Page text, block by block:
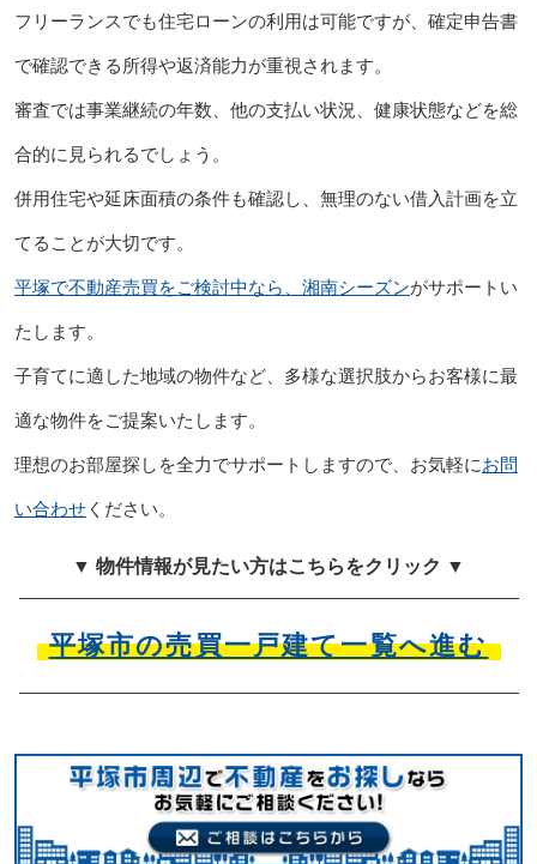
フリーランスでも住宅ローンの利用は可能ですが、確定申告書
で確認できる所得や返済能力が重視されます。
審査では事業継続の年数、他の支払い状況、健康状態などを総
合的に見られるでしょう。
併用住宅や延床面積の条件も確認し、無理のない借入計画を立
てることが大切です。
平塚で不動産売買をご検討中なら、湘南シーズンがサポートい
たします。
子育てに適した地域の物件など、多様な選択肢からお客様に最
適な物件をご提案いたします。
理想のお部屋探しを全力でサポートしますので、お気軽にお問
い合わせください。
▼ 物件情報が見たい方はこちらをクリック ▼
平塚市の売買一戸建て一覧へ進む